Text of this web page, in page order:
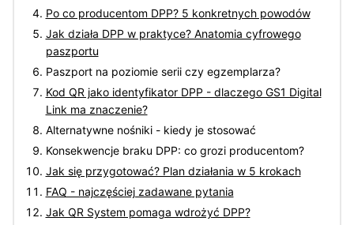
Po co producentom DPP? 5 konkretnych powodów
Jak działa DPP w praktyce? Anatomia cyfrowego
paszportu
Paszport na poziomie serii czy egzemplarza?
Kod QR jako identyfikator DPP - dlaczego GS1 Digital
Link ma znaczenie?
Alternatywne nośniki - kiedy je stosować
Konsekwencje braku DPP: co grozi producentom?
Jak się przygotować? Plan działania w 5 krokach
FAQ - najczęściej zadawane pytania
Jak QR System pomaga wdrożyć DPP?